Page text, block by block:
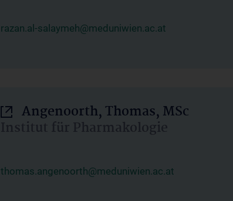
razan.al-salaymeh@meduniwien.ac.at
Angenoorth, Thomas, MSc
Institut für Pharmakologie
thomas.angenoorth@meduniwien.ac.at